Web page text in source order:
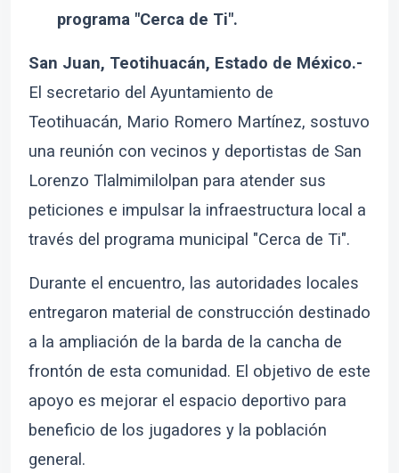
programa "Cerca de Ti".
San Juan, Teotihuacán, Estado de México.-
El secretario del Ayuntamiento de
Teotihuacán, Mario Romero Martínez, sostuvo
una reunión con vecinos y deportistas de San
Lorenzo Tlalmimilolpan para atender sus
peticiones e impulsar la infraestructura local a
través del programa municipal "Cerca de Ti".
Durante el encuentro, las autoridades locales
entregaron material de construcción destinado
a la ampliación de la barda de la cancha de
frontón de esta comunidad. El objetivo de este
apoyo es mejorar el espacio deportivo para
beneficio de los jugadores y la población
general.